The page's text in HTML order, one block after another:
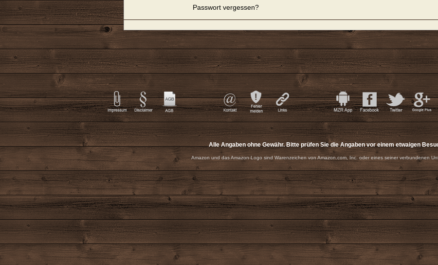
Passwort vergessen?
Alle Angaben ohne Gewähr. Bitte prüfen Sie die Angaben vor einem etwaigen
Amazon und das Amazon-Logo sind Warenzeichen von Amazon.com, Inc. oder eines seiner verbundenen